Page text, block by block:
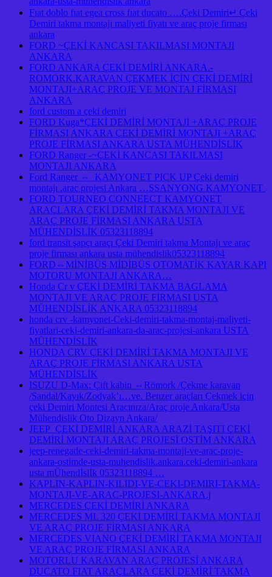
Fıat doblo fıat egea cross fıat ducato ….Çeki Demiri↵ Çeki
Demiri takma montajı maliyeti fiyatı ve araç proje firması
ankara
FORD ~ÇEKİ KANCASI TAKILMASI MONTAJI
ANKARA
FORD ANKARA ÇEKİ DEMİRİ ANKARA.-
ROMORK.KARAVAN ÇEKMEK İÇİN ÇEKİ DEMİRİ
MONTAJI+ARAÇ PROJE VE MONTAJ FİRMASI
ANKARA
ford custom a çeki demiri
FORD Kuga*ÇEKİ DEMİRİ MONTAJI +ARAÇ PROJE
FİRMASI ANKARA ÇEKİ DEMİRİ MONTAJI +ARAÇ
PROJE FİRMASI ANKARA USTA MÜHENDİSLİK
FORD Ranger -~ÇEKİ KANCASI TAKILMASI
MONTAJI ANKARA
Ford Ranger ⇔ KAMYONET PICK UP Çeki demiri
montajı .araç projesi Ankara …SSANYONG KAMYONET
FORD TOURNEO CONNEECT KAMYONET
ARAÇLARA ÇEKİ DEMİRİ TAKMA MONTAJI VE
ARAÇ PROJE FİRMASI ANKARA USTA
MÜHENDİSLİK 05323118894
ford transit şapçı araçı Çeki Demiri takma Montajı ve araç
proje firması ankara usta mühendislik05323118894
FORD⇔MİNİBÜS MİDİBÜS OTOMATİK KAYAR KAPI
MOTORU MONTAJI ANKARA…
Honda Cr v ÇEKİ DEMİRİ TAKMA BAGLAMA
MONTAJI VE ARAÇ PROJE FİRMASI USTA
MÜHENDİSLİK ANKARA 05323118894
honda crv -kamyonet-Ceki-demiri-takma-montaj-maliyeti-
fiyatlari-ceki-demiri-ankara-da-arac-projesi-ankara USTA
MÜHENDİSLİK
HONDA CRV ÇEKİ DEMİRİ TAKMA MONTAJI VE
ARAÇ PROJE FİRMASI ANKARA USTA
MÜHENDİSLİK
ISUZU D-Max: Çift kabin ⇔Römork /Çekme karavan
/Sandal/Kayık/Zodyak’ı…ve. Benzer araçları Çekmek için
çeki Demiri Montesi Aracınıza/Araç proje Ankara/Usta
Mühendislik Oto Dizayn Ankara/
JEEP ÇEKİ DEMİRİ ANKARA ARAZİ TAŞITI ÇEKİ
DEMİRİ MONTAJI ARAÇ PROJESİ OSTİM ANKARA
jeep-renegade-ceki-demiri-takma-montaji-ve-arac-proje-
ankara-ostimde-usta-muhendislik.ankara.ceki-demiri-ankara
usta mÜhendİslİk 05323118894 …
KAPLIN-KAPLIN-KILIDI-VE-CEKI-DEMIRI-TAKMA-
MONTAJI-VE-ARAC-PROJESI-ANKARA.j
MERCEDES ÇEKİ DEMİRİ ANKARA
MERCEDES ML 320 ÇEKİ DEMİRİ TAKMA MONTAJI
VE ARAÇ PROJE FİRMASI ANKARA
MERCEDES VIANO ÇEKİ DEMİRİ TAKMA MONTAJI
VE ARAÇ PROJE FİRMASI ANKARA
MOTORLU KARAVAN ARAÇ PROJESİ ANKARA
DUCATO FIAT ARAÇLARA ÇEKİ DEMİRİ TAKMA